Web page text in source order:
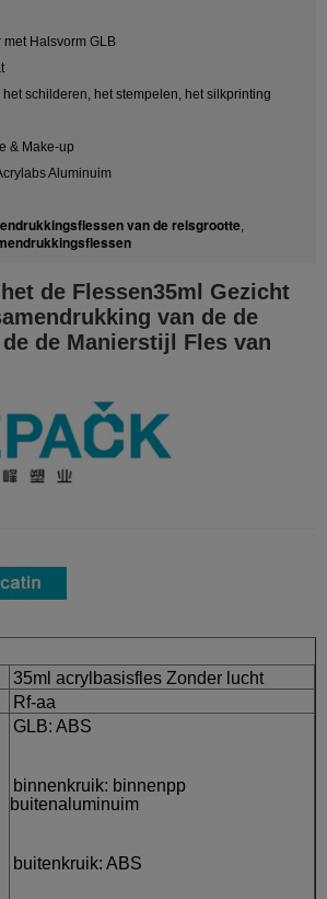
Halsvorm GLB
schilderen, het stempelen, het silkprinting
& Make-up
Aluminuim
van de reisgrootte,
de Flessen35ml Gezicht
van de de
de Manierstijl Fles van
35ml acrylbasisfles Zonder lucht
Rf-aa
GLB: ABS
binnenkruik: binnenpp
buitenaluminuim
buitenkruik: ABS